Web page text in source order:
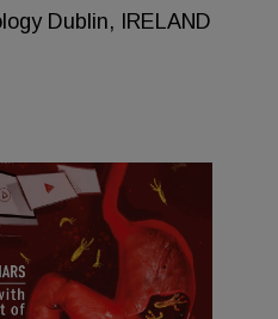
Dublin, IRELAND